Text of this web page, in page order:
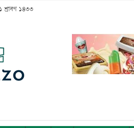
শ্রাবণ ১৪৩৩